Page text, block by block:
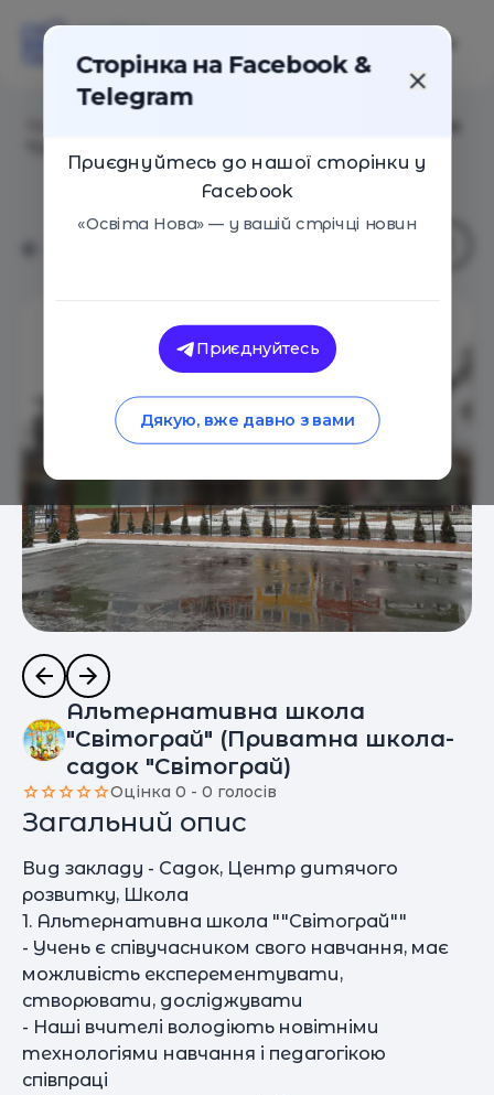
Альтернативна школа
"Світограй" (Приватна школа-
садок "Світограй)
Оцінка 0 - 0 голосів
Загальний опис
Вид закладу - Садок, Центр дитячого
розвитку, Школа
1. Альтернативна школа ""Світограй""
- Учень є співучасником свого навчання, має
можливість експерементувати,
створювати, досліджувати
- Наші вчителі володіють новітніми
технологіями навчання і педагогікою
співпраці
Сторінка на Facebook &
Telegram
Приєднуйтесь до нашої сторінки у
Facebook
«Освіта Нова» — у вашій стрічці новин
Приєднуйтесь
Дякую, вже давно з вами